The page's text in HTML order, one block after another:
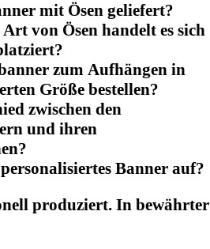
mit Ösen geliefert?
von Ösen handelt es sich
zum Aufhängen in
Größe bestellen?
zwischen den
und ihren
Banner auf?
produziert. In bewährter